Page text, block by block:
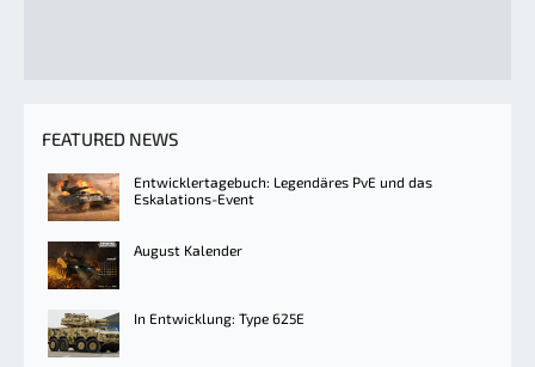
FEATURED NEWS
Entwicklertagebuch: Legendäres PvE und das
Eskalations-Event
August Kalender
In Entwicklung: Type 625E